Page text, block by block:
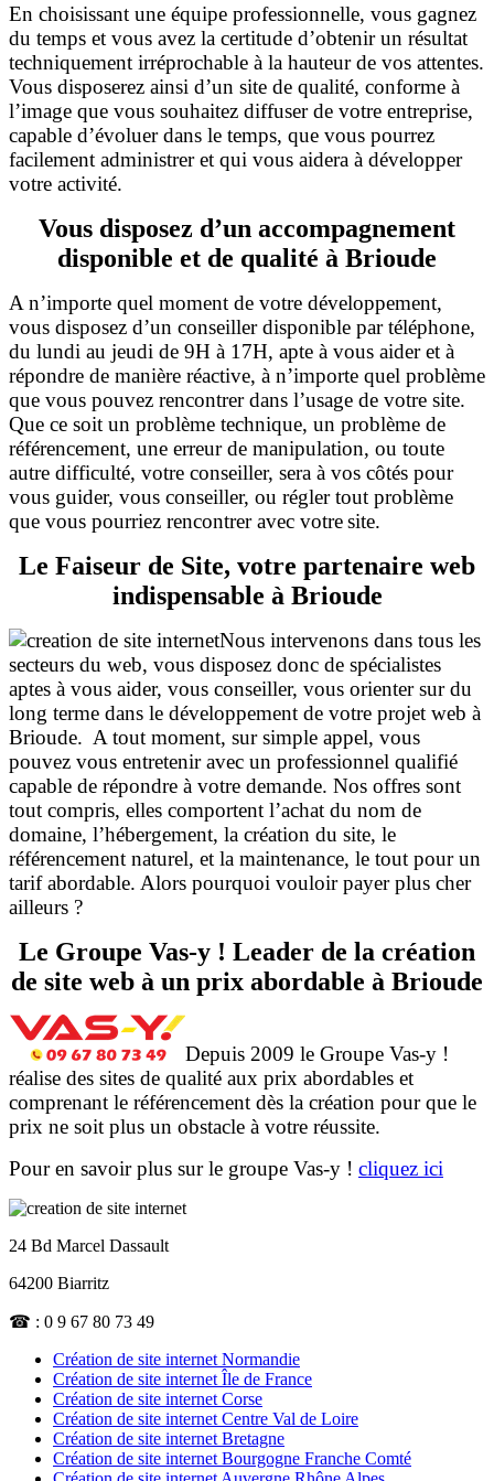
En choisissant une équipe professionnelle, vous gagnez
du temps et vous avez la certitude d’obtenir un résultat
techniquement irréprochable à la hauteur de vos attentes.
Vous disposerez ainsi d’un site de qualité, conforme à
l’image que vous souhaitez diffuser de votre entreprise,
capable d’évoluer dans le temps, que vous pourrez
facilement administrer et qui vous aidera à développer
votre activité.
Vous disposez d’un accompagnement
disponible et de qualité à Brioude
A n’importe quel moment de votre développement,
vous disposez d’un conseiller disponible par téléphone,
du lundi au jeudi de 9H à 17H, apte à vous aider et à
répondre de manière réactive, à n’importe quel problème
que vous pouvez rencontrer dans l’usage de votre site.
Que ce soit un problème technique, un problème de
référencement, une erreur de manipulation, ou toute
autre difficulté, votre conseiller, sera à vos côtés pour
vous guider, vous conseiller, ou régler tout problème
que vous pourriez rencontrer avec votresite.
Le Faiseur de Site, votre partenaire web
indispensable à Brioude
Nous intervenons dans tous les
secteurs du web, vous disposez donc de spécialistes
aptes à vous aider, vous conseiller, vous orienter sur du
long terme dans le développement de votre projet web à
Brioude. A tout moment, sur simple appel, vous
pouvez vous entretenir avec un professionnel qualifié
capable de répondre à votre demande. Nos offres sont
tout compris, elles comportent l’achat du nom de
domaine, l’hébergement, la création du site, le
référencement naturel, et la maintenance, le tout pour un
tarif abordable. Alors pourquoi vouloir payer plus cher
ailleurs ?
Le Groupe Vas-y ! Leader de la création
de site web à un prix abordable à Brioude
Depuis 2009 le Groupe Vas-y !
réalise des sites de qualité aux prix abordables et
comprenant le référencement dès la création pour que le
prix ne soit plus un obstacle à votre réussite.
Pour en savoir plus sur le groupe Vas-y ! cliquez ici
24 Bd Marcel Dassault
64200 Biarritz
☎ : 0 9 67 80 73 49
Création de site internet Normandie
Création de site internet Île de France
Création de site internet Corse
Création de site internet Centre Val de Loire
Création de site internet Bretagne
Création de site internet Bourgogne Franche Comté